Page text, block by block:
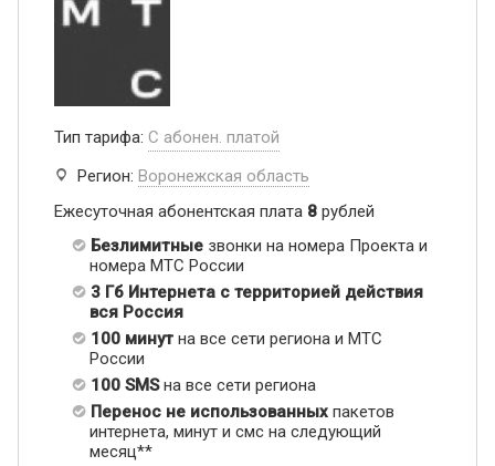
Тип тарифа: С абонен. платой
Регион: Воронежская область
Ежесуточная абонентская плата 8 рублей
Безлимитные звонки на номера Проекта и
номера МТС России
3 Гб Интернета с территорией действия
вся Россия
100 минут на все сети региона и МТС
России
100 SMSна все сети региона
Перенос не использованных пакетов
интернета, минут и смс на следующий
месяц**